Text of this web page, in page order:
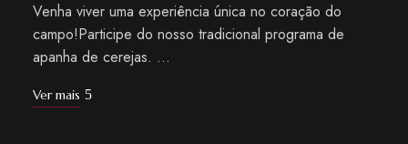
Venha viver uma experiência única no coração do
campo!Participe do nosso tradicional programa de
apanha de cerejas. …
Ver mais